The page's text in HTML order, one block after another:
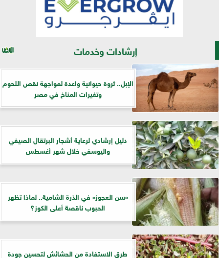
إرشادات وخدمات
الإبل.. ثروة حيوانية واعدة لمواجهة نقص اللحوم
وتغيرات المناخ في مصر
دليل إرشادي لرعاية أشجار البرتقال الصيفي
واليوسفي خلال شهر أغسطس
«سن العجوز» في الذرة الشامية.. لماذا تظهر
الحبوب ناقصة أعلى الكوز؟
طرق الاستفادة من الحشائش لتحسين جودة